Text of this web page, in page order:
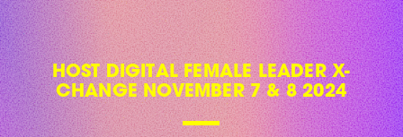
HOST DIGITAL FEMALE LEADER X-
CHANGE NOVEMBER 7 & 8 2024